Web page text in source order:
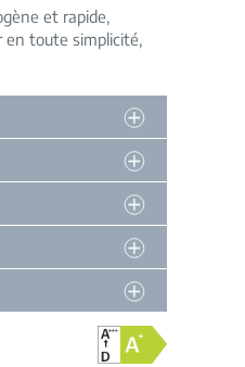
et rapide
toute simplicité